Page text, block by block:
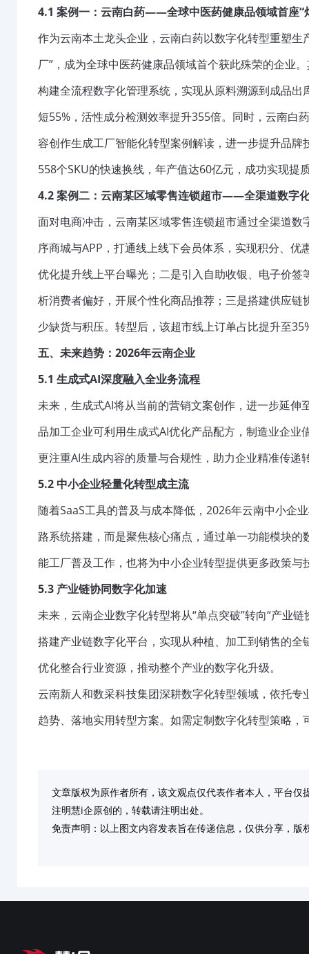
4.1 案例一：云南白药——全球中医药健康品领域首座“
作为云南本土龙头企业，云南白药以数字化转型重塑
厂”，成为全球中医药健康品领域首个获此殊荣的企业
构建全流程数字化管理系统，实现从原料溯源到成品
短55%，活性成分检测效率提升355倍。同时，云南白
容创作生成工厂智能化转型案例解读，进一步提升品
558个SKU的快速换线，年产值达60亿元，成功实现提
4.2 案例二：云南某区域零售连锁超市——全渠道数字
面对电商冲击，云南某区域零售连锁超市通过全渠道
序商城与APP，打通线上线下会员体系，实现积分、
优化提升线上平台曝光；二是引入自助收银、电子价
析消费者偏好，开展个性化商品推荐；三是搭建供应
少缺货与积压。转型后，该超市线上订单占比提升至
五、未来趋势：2026年云南企业
5.1 生成式AI深度融入全业务流程
未来，生成式AI将从当前的营销文案创作，进一步延
品加工企业可利用生成式AI优化产品配方，制造业企
更注重AI生成内容的质量与合规性，助力企业精准传递
5.2 中小企业轻量化转型成主流
随着SaaS工具的普及与成本降低，2026年云南中小企
路系统搭建，而是聚焦核心痛点，通过单一功能模块
能工厂普及工作，也将为中小企业转型提供更多政策与
5.3 产业链协同数字化加速
未来，云南企业数字化转型将从“单点突破”转向“产业
搭建产业链数字化平台，实现从种植、加工到销售的
优化整合行业资源，推动整个产业的数字化升级。
云南新人和数采科技集团深耕数字化转型领域，依托
趋势、落地实用转型方案。如需定制数字化转型策略
文章版权为原作者所有，该文观点仅代表作者本人，平台仅
注明慧i企原创的，转载请注明出处。
免责声明：以上图文内容发表旨在传递信息，仅供分享，